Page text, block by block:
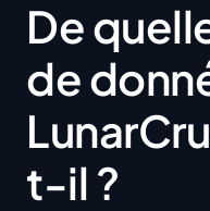
De
de
t-il ?